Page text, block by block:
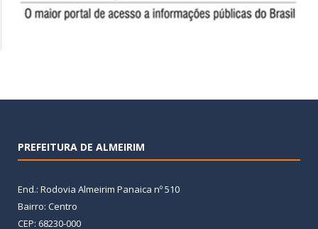
PREFEITURA DE ALMEIRIM
End.: Rodovia Almeirim Panaica nº 510
Bairro: Centro
CEP: 68230-000